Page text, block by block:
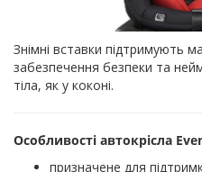
Знімні вставки підтримують
забезпечення безпеки та
тіла, як у коконі.
Особливості автокрісла
призначене для